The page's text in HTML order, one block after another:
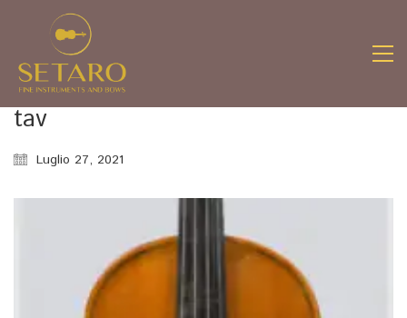
tav
Luglio 27, 2021